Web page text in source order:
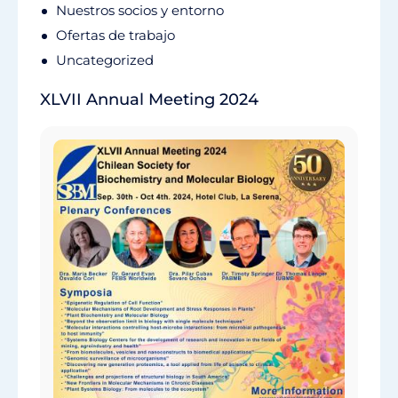
Nuestros socios y entorno
Ofertas de trabajo
Uncategorized
XLVII Annual Meeting 2024